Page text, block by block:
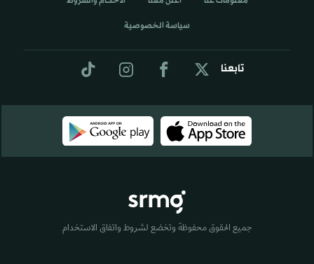
تابعنا
سياسة الخصوصية
جميع الحقوق محفوظة وتخضع لشروط واتفاق الاستخدام